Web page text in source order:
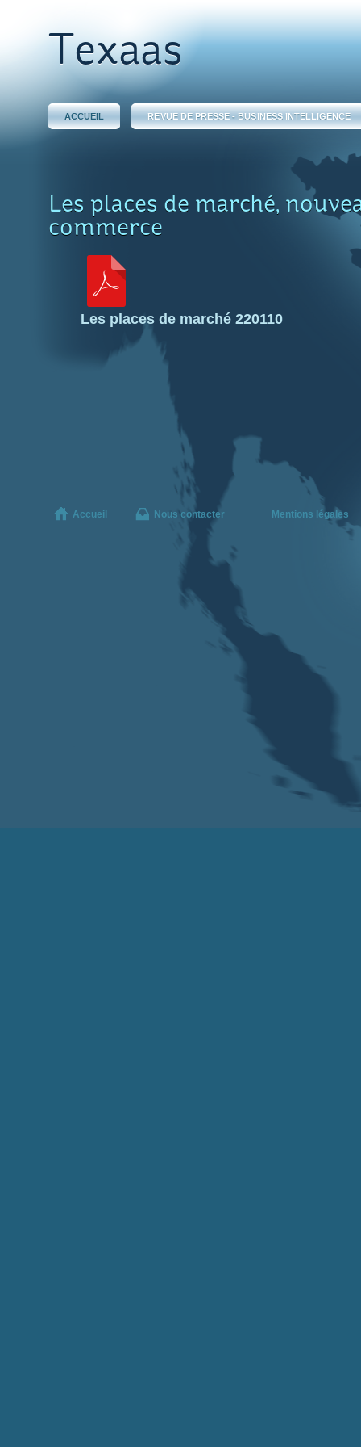
Texaas
ACCUEIL REVUE DE PRESSE - BUSINESS INTELLIGENCE
Les places de marché,
commerce
Les places de marché 220110
Accueil Nous contacter Mentions légales